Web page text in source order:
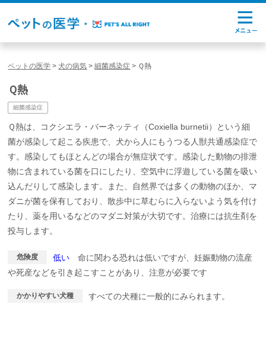
ペットの医学 >犬の病気 >細菌感染症 > Ｑ熱
Ｑ熱
細菌感染症
Ｑ熱は、コクシエラ・バーネッティ（Coxiella burnetii）という細
菌が感染して起こる疾患で、犬から人にもうつる人獣共通感染症で
す。感染してもほとんどの場合が無症状です。感染した動物の排泄
物に含まれている菌を口にしたり、空気中に浮遊している菌を吸い
込んだりして感染します。また、自然界では多くの動物のほか、マ
ダニが菌を保有しており、散歩中に草むらに入らないよう気を付け
たり、薬を用いるなどのマダニ対策が大切です。治療には抗生剤を
投与します。
危険度 低い 命に関わる恐れは低いですが、妊娠動物の流産
や死産などを引き起こすことがあり、注意が必要です
かかりやすい犬種 すべての犬種に一般的にみられます。